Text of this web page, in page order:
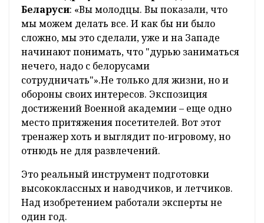
Беларуси: «Вы молодцы. Вы показали, что
мы можем делать все. И как бы ни было
сложно, мы это сделали, уже и на Западе
начинают понимать, что "дурью заниматься
нечего, надо с белорусами
сотрудничать"».Не только для жизни, но и
обороны своих интересов. Экспозиция
достижений Военной академии – еще одно
место притяжения посетителей. Вот этот
тренажер хоть и выглядит по-игровому, но
отнюдь не для развлечений.
Это реальный инструмент подготовки
высококлассных и наводчиков, и летчиков.
Над изобретением работали эксперты не
один год.